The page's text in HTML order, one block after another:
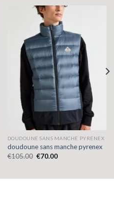
DOUDOUNE SANS MANCHE PYRENEX
doudoune sans manche pyrenex
€105.00 €70.00